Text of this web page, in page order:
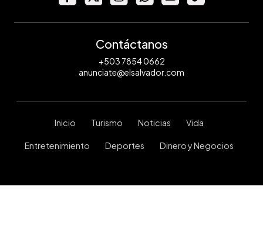
Contáctanos
+503 7854 0662
anunciate@elsalvador.com
Inicio Turismo Noticias Vida
Entretenimiento Deportes Dinero y Negocios